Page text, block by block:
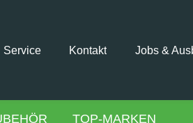
Service Kontakt Jobs &
TOP-MARKEN